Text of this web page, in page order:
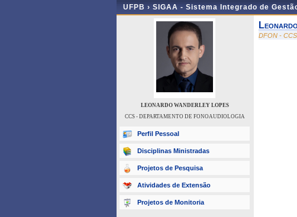
UFPB › SIGAA - Sistema Integrado de
LEONARDO WANDERLEY LOPES
CCS - DEPARTAMENTO DE FONOAUDIOLOGIA
Perfil Pessoal
Disciplinas Ministradas
Projetos de Pesquisa
Atividades de Extensão
Projetos de Monitoria
DFON -